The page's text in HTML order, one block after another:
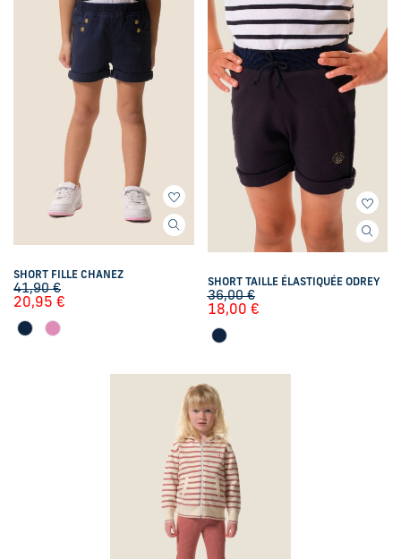
SHORT FILLE CHANEZ
41,90€
20,95 €
SHORT TAILLE ÉLASTIQUÉE ODREY
36,00€
18,00 €